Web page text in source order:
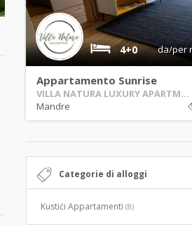
4+0 da/per
Appartamento Sunrise
VILLA NATURA LUXURY APARTM...
Mandre
Categorie di alloggi
Kustići Appartamenti (8)